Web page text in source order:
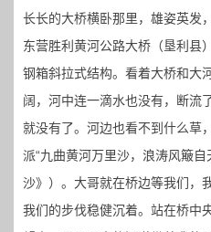
长长的大桥横卧那里，雄姿英发
东营胜利黄河公路大桥（垦利县
钢箱斜拉式结构。看着大桥和大
阔，河中连一滴水也没有，断流
就没有了。河边也看不到什么草
派“九曲黄河万里沙，浪涛风簸自
沙》）。大哥就在桥边等我们，
我们的步伐稳健沉着。站在桥中